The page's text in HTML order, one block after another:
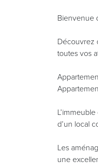
Bienvenue
Découvrez
toutes vos
d’un local
Les
une